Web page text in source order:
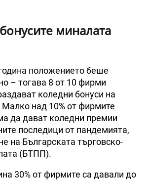
миналата
положението беше
– тогава 8 от 10 фирми
коледни бонуси на
Малко над 10% от фирмите
да дават коледни премии
последици от пандемията,
на Българската търговско-
(БТПП).
30% от фирмите са давали до